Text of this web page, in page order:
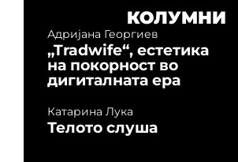
КОЛУМНИ
Адријана Георгиев
„Tradwife“, естетика
на покорност во
дигиталната ера
Катарина Лука
Телото слуша